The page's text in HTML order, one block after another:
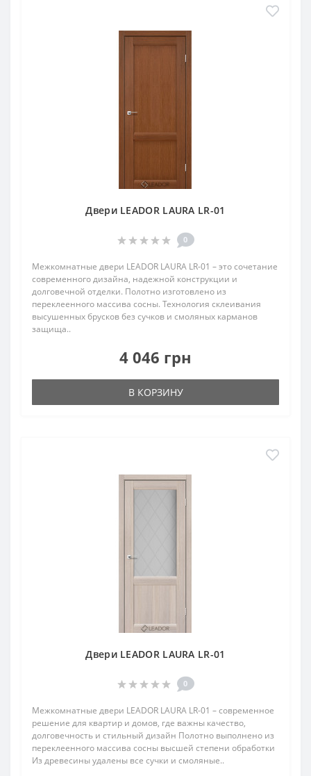
Двери LEADOR LAURA LR-01
0
Межкомнатные двери LEADOR LAURA LR-01 – это сочетание
современного дизайна, надежной конструкции и
долговечной отделки. Полотно изготовлено из
переклеенного массива сосны. Технология склеивания
высушенных брусков без сучков и смоляных карманов
защища..
4 046 грн
В КОРЗИНУ
Двери LEADOR LAURA LR-01
0
Межкомнатные двери LEADOR LAURA LR-01 – современное
решение для квартир и домов, где важны качество,
долговечность и стильный дизайн Полотно выполнено из
переклеенного массива сосны высшей степени обработки
Из древесины удалены все сучки и смоляные..